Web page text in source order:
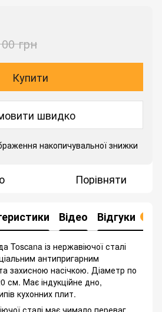
грн
Купити
швидко
накопичувальної знижки
Порівняти
Відео Відгуки
Toscana із нержавіючої сталі
антипригарним
захисною насічкою. Діаметр по
см. Має індукційне дно,
кухонних плит.